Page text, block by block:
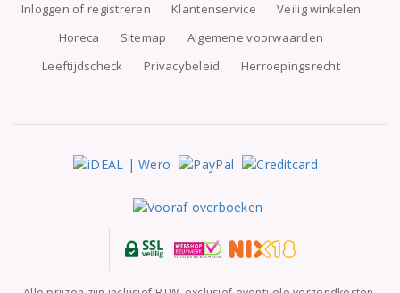
Inloggen of registreren Klantenservice
Veilig winkelen
Horeca
Sitemap
Algemene voorwaarden
Leeftijdscheck
Privacybeleid Herroepingsrecht